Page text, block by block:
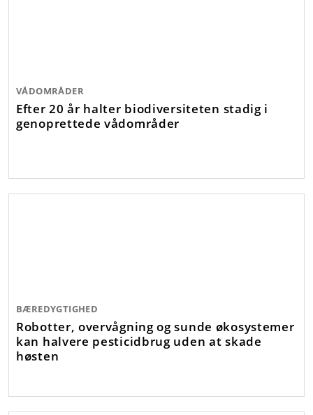
VÅDOMRÅDER
Efter 20 år halter biodiversiteten stadig i
genoprettede vådområder
BÆREDYGTIGHED
Robotter, overvågning og sunde økosystemer
kan halvere pesticidbrug uden at skade
høsten